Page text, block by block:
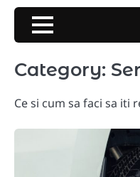
Skip
content
Category:
Ce si cum sa faci sa iti